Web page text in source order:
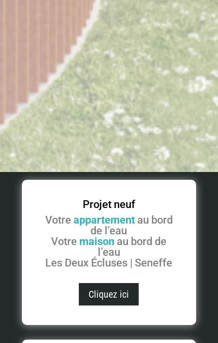
Projet neuf
Votre appartementau bord
de l’eau
Votre maison au bord de
l’eau
Les Deux Écluses | Seneffe
Cliquez ici